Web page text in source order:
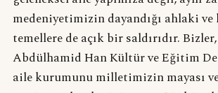
medeniyetimizin dayandığı ahlaki
temellere de açık bir saldırıdır.
Abdülhamid Han Kültür ve Eğitim
aile kurumunu milletimizin mayası ve